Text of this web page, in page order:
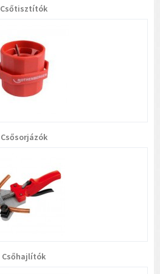
Csőtisztítók
Csősorjázók
Csőhajlítók